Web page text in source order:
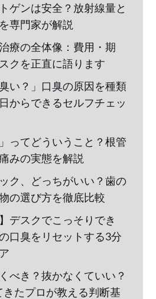
ゲンは安全？放射線量と
専門家が解説
療の全体像：費用・期
クを正直に語ります
い？」口臭の原因を種類
からできるセルフチェッ
ってどういうこと？根管
みの実態を解説
ク、どっちがいい？歯の
の選び方を徹底比較
デスクでこっそりでき
口臭をリセットする3分
べき？抜かなくていい？
きたプロが教える判断基